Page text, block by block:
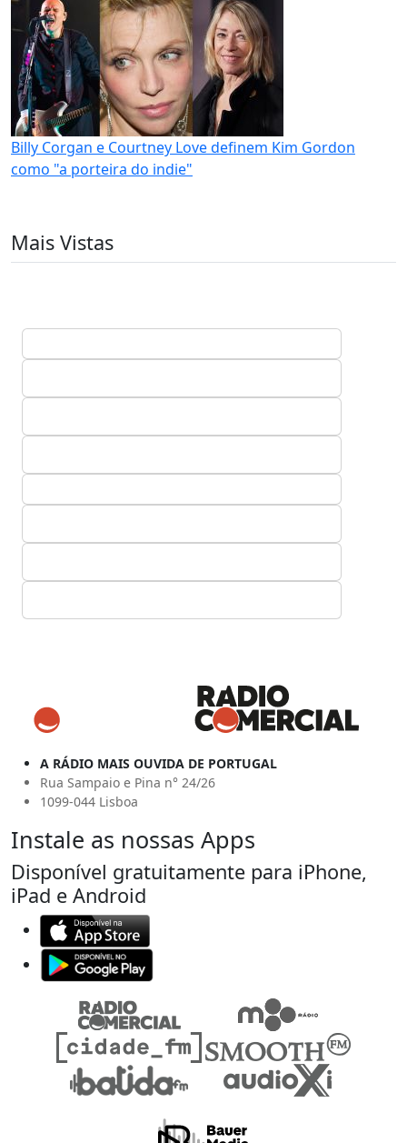
Billy Corgan e Courtney Love definem Kim Gordon
como "a porteira do indie"
Mais Vistas
A RÁDIO MAIS OUVIDA DE PORTUGAL
Rua Sampaio e Pina n° 24/26
1099-044 Lisboa
Instale as nossas Apps
Disponível gratuitamente para iPhone,
iPad e Android